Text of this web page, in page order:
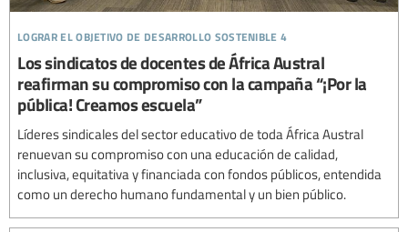
lograr el objetivo de desarrollo sostenible 4
Los sindicatos de docentes de África Austral
reafirman su compromiso con la campaña “¡Por la
pública! Creamos escuela”
Líderes sindicales del sector educativo de toda África Austral
renuevan su compromiso con una educación de calidad,
inclusiva, equitativa y financiada con fondos públicos, entendida
como un derecho humano fundamental y un bien público.